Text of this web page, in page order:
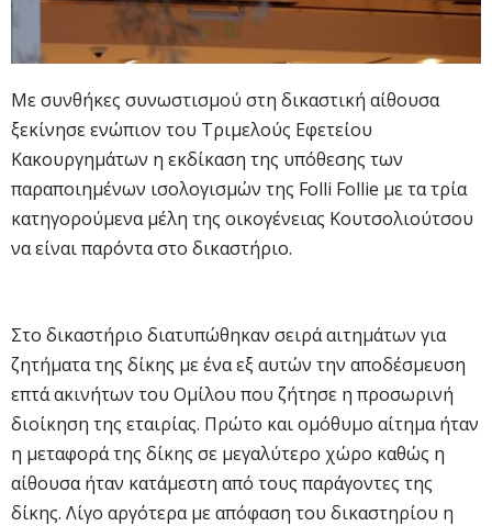
Με συνθήκες συνωστισμού στη δικαστική αίθουσα
ξεκίνησε ενώπιον του Τριμελούς Εφετείου
Κακουργημάτων η εκδίκαση της υπόθεσης των
παραποιημένων ισολογισμών της Folli Follie με τα τρία
κατηγορούμενα μέλη της οικογένειας Κουτσολιούτσου
να είναι παρόντα στο δικαστήριο.
Στο δικαστήριο διατυπώθηκαν σειρά αιτημάτων για
ζητήματα της δίκης με ένα εξ αυτών την αποδέσμευση
επτά ακινήτων του Ομίλου που ζήτησε η προσωρινή
διοίκηση της εταιρίας. Πρώτο και ομόθυμο αίτημα ήταν
η μεταφορά της δίκης σε μεγαλύτερο χώρο καθώς η
αίθουσα ήταν κατάμεστη από τους παράγοντες της
δίκης. Λίγο αργότερα με απόφαση του δικαστηρίου η